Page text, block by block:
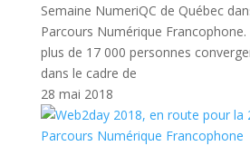
Semaine NumeriQC de Québec
Parcours Numérique
plus de 17 000 personnes
dans le cadre de
28 mai 2018